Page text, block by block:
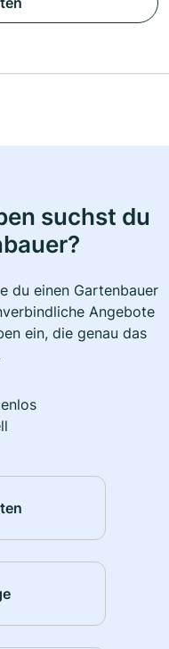
suchst du
du einen Gartenbauer
Angebote
ein, die genau das